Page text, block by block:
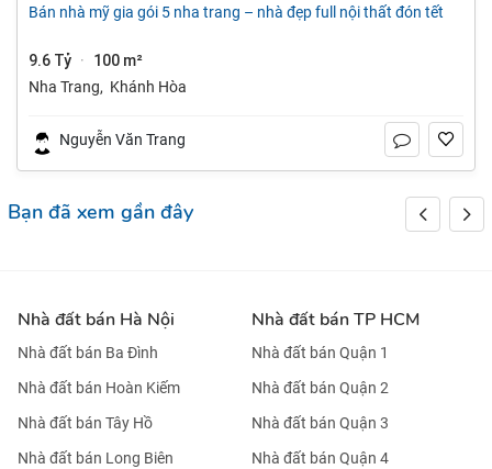
bán nhà mỹ gia gói 5 nha trang – nhà đẹp full nội thất đón tết
9.6 Tỷ · 100 m²
Nha Trang, Khánh Hòa
Nguyễn Văn Trang
Bạn đã xem gần đây
Nhà đất bán Hà Nội
Nhà đất bán Ba Đình
Nhà đất bán Hoàn Kiếm
Nhà đất bán Tây Hồ
Nhà đất bán Long Biên
Nhà đất bán TP HCM
Nhà đất bán Quận 1
Nhà đất bán Quận 2
Nhà đất bán Quận 3
Nhà đất bán Quận 4